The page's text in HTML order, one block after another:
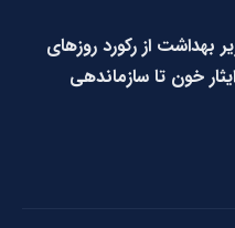
بهداشت از رکورد روزهای
خون تا سازماندهی